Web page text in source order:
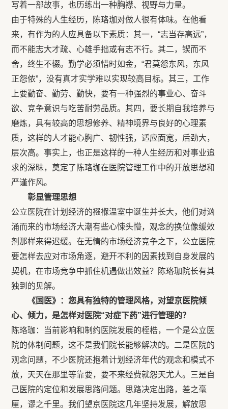
写着一部故事，也历练出一种胸襟、视野与力量。
由于特殊的人生经历，陈珞珈对做人很有体味。在他看
来，有作为的人应具备以下素质：其一，“志当存高远”，
而不能志大才疏、心雄手拙或有志不行。其二，锲而不
舍，终生不辍。勤学必须惜时如金，“君莫怨东风，东风
正怨侬”，没有真才实学难以实现较高目标。其三，工作
上要勤奋、勤劳、勤快，要有一种强烈的事业心、奋斗
欲、竞争意识与吃苦耐劳品质。其四，要长期自我培养与
磨炼，具有较高的思想修养、精神境界与良好的心理素
质，这样的人才能心胸广、韧性强，适应面宽，后劲大，
层次高。事实上，也正是这样的一种人生经历和对事业追
求的深昧，奠定了陈珞珈在医院管理工作中的开放思想和
严谨作风。
彰显管理思想
公立医院在计划经济的襁褓温室中诞生并长大，他们对汹
涌而来的市场经济大潮有些心悚头懵，观念的换位像缓效
剂那样来得迟缓。在无情的市场经济竞争之下，公立医院
要怎样去应对市场角逐，避开不利的因素找到自身发展的
契机，在市场竞争中抓住机遇做出效益？陈珞珈院长有其
独到的见解。
《国医》：您具有独特的管理风格，对望京医院倾
心、倾力，是怎样对医院“对症下药”进行管理的？
陈珞珈：当前影响和制约医院发展的桎梏，一个是公立医
院的体制问题，这不是我们院长能够解决的。二是医院的
观念问题，不少医院还抱着计划经济年代的观念和模式不
放，天天在那里等靠要，要不来经费就怨天尤人。三是自
己医院的定位和发展思路问题。思路决定出路，差之毫
厘，谬之千里。我们望京医院这几年坚持发展，解放思